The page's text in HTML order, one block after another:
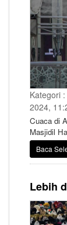
Kategori :
2024,
Cuaca di
Masjidil
Arab
agar salat
di
Baca